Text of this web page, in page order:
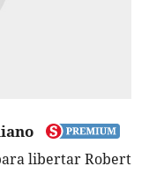
libertar Robert